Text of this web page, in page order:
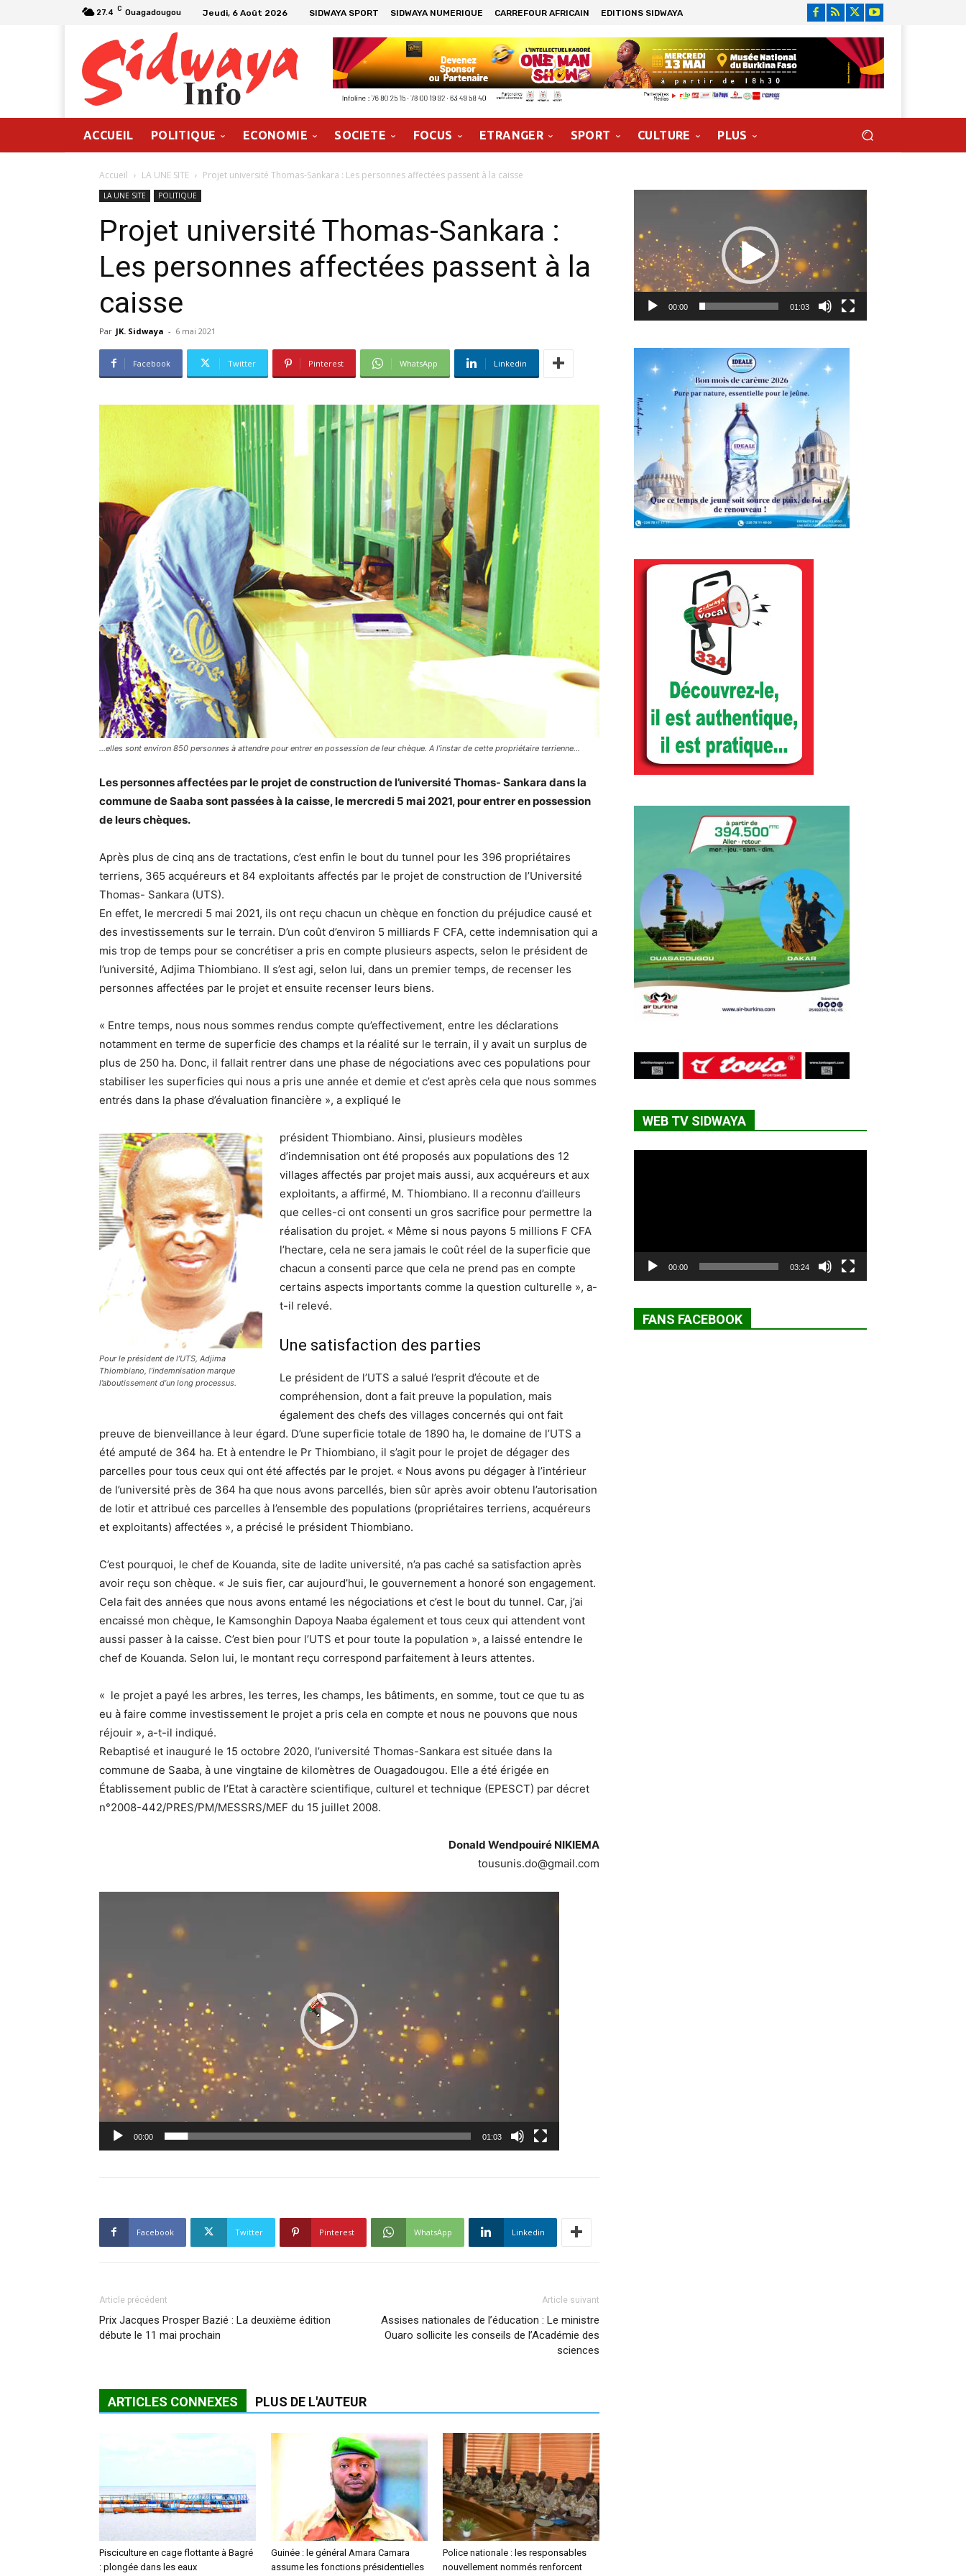
27.4 C Ouagadougou Jeudi, 6 Août 2026 SIDWAYA SPORT SIDWAYA NUMERIQUE CARREFOUR AFRICAIN EDITIONS SIDWAYA
ACCUEIL POLITIQUE ECONOMIE SOCIETE FOCUS ETRANGER SPORT CULTURE PLUS
Accueil LA UNE SITE Projet université Thomas-Sankara : Les personnes affectées passent à la caisse
LA UNE SITE POLITIQUE
Projet université Thomas-Sankara :
Les personnes affectées passent à la
caisse
Par JK. Sidwaya - 6 mai 2021
Facebook Twitter Pinterest WhatsApp Linkedin
…elles sont environ 850 personnes à attendre pour entrer en possession de leur chèque. A l’instar de cette propriétaire terrienne…
Les personnes affectées par le projet de construction de l’université Thomas- Sankara dans la
commune de Saaba sont passées à la caisse, le mercredi 5 mai 2021, pour entrer en possession
de leurs chèques.
Après plus de cinq ans de tractations, c’est enfin le bout du tunnel pour les 396 propriétaires
terriens, 365 acquéreurs et 84 exploitants affectés par le projet de construction de l’Université
Thomas- Sankara (UTS).
En effet, le mercredi 5 mai 2021, ils ont reçu chacun un chèque en fonction du préjudice causé et
des investissements sur le terrain. D’un coût d’environ 5 milliards F CFA, cette indemnisation qui a
mis trop de temps pour se concrétiser a pris en compte plusieurs aspects, selon le président de
l’université, Adjima Thiombiano. Il s’est agi, selon lui, dans un premier temps, de recenser les
personnes affectées par le projet et ensuite recenser leurs biens.
« Entre temps, nous nous sommes rendus compte qu’effectivement, entre les déclarations
notamment en terme de superficie des champs et la réalité sur le terrain, il y avait un surplus de
plus de 250 ha. Donc, il fallait rentrer dans une phase de négociations avec ces populations pour
stabiliser les superficies qui nous a pris une année et demie et c’est après cela que nous sommes
entrés dans la phase d’évaluation financière », a expliqué le
Pour le président de l’UTS, Adjima
Thiombiano, l’indemnisation marque
l’aboutissement d’un long processus.
président Thiombiano. Ainsi, plusieurs modèles
d’indemnisation ont été proposés aux populations des 12
villages affectés par projet mais aussi, aux acquéreurs et aux
exploitants, a affirmé, M. Thiombiano. Il a reconnu d’ailleurs
que celles-ci ont consenti un gros sacrifice pour permettre la
réalisation du projet. « Même si nous payons 5 millions F CFA
l’hectare, cela ne sera jamais le coût réel de la superficie que
chacun a consenti parce que cela ne prend pas en compte
certains aspects importants comme la question culturelle », a-
t-il relevé.
Une satisfaction des parties
Le président de l’UTS a salué l’esprit d’écoute et de
compréhension, dont a fait preuve la population, mais
également des chefs des villages concernés qui ont fait
preuve de bienveillance à leur égard. D’une superficie totale de 1890 ha, le domaine de l’UTS a
été amputé de 364 ha. Et à entendre le Pr Thiombiano, il s’agit pour le projet de dégager des
parcelles pour tous ceux qui ont été affectés par le projet. « Nous avons pu dégager à l’intérieur
de l’université près de 364 ha que nous avons parcellés, bien sûr après avoir obtenu l’autorisation
de lotir et attribué ces parcelles à l’ensemble des populations (propriétaires terriens, acquéreurs
et exploitants) affectées », a précisé le président Thiombiano.
C’est pourquoi, le chef de Kouanda, site de ladite université, n’a pas caché sa satisfaction après
avoir reçu son chèque. « Je suis fier, car aujourd’hui, le gouvernement a honoré son engagement.
Cela fait des années que nous avons entamé les négociations et c’est le bout du tunnel. Car, j’ai
encaissé mon chèque, le Kamsonghin Dapoya Naaba également et tous ceux qui attendent vont
aussi passer à la caisse. C’est bien pour l’UTS et pour toute la population », a laissé entendre le
chef de Kouanda. Selon lui, le montant reçu correspond parfaitement à leurs attentes.
« le projet a payé les arbres, les terres, les champs, les bâtiments, en somme, tout ce que tu as
eu à faire comme investissement le projet a pris cela en compte et nous ne pouvons que nous
réjouir », a-t-il indiqué.
Rebaptisé et inauguré le 15 octobre 2020, l’université Thomas-Sankara est située dans la
commune de Saaba, à une vingtaine de kilomètres de Ouagadougou. Elle a été érigée en
Établissement public de l’Etat à caractère scientifique, culturel et technique (EPESCT) par décret
n°2008-442/PRES/PM/MESSRS/MEF du 15 juillet 2008.
Donald Wendpouiré NIKIEMA
tousunis.do@gmail.com
Lecteur
00:00 01:03
Facebook Twitter Pinterest WhatsApp Linkedin
Article précédent
Prix Jacques Prosper Bazié : La deuxième édition
débute le 11 mai prochain
Article suivant
Assises nationales de l’éducation : Le ministre
Ouaro sollicite les conseils de l’Académie des
sciences
ARTICLES CONNEXES PLUS DE L'AUTEUR
Pisciculture en cage flottante à Bagré
: plongée dans les eaux
Guinée : le général Amara Camara
assume les fonctions présidentielles
Police nationale : les responsables
nouvellement nommés renforcent
00:00 01:03
WEB TV SIDWAYA
00:00 03:24
FANS FACEBOOK